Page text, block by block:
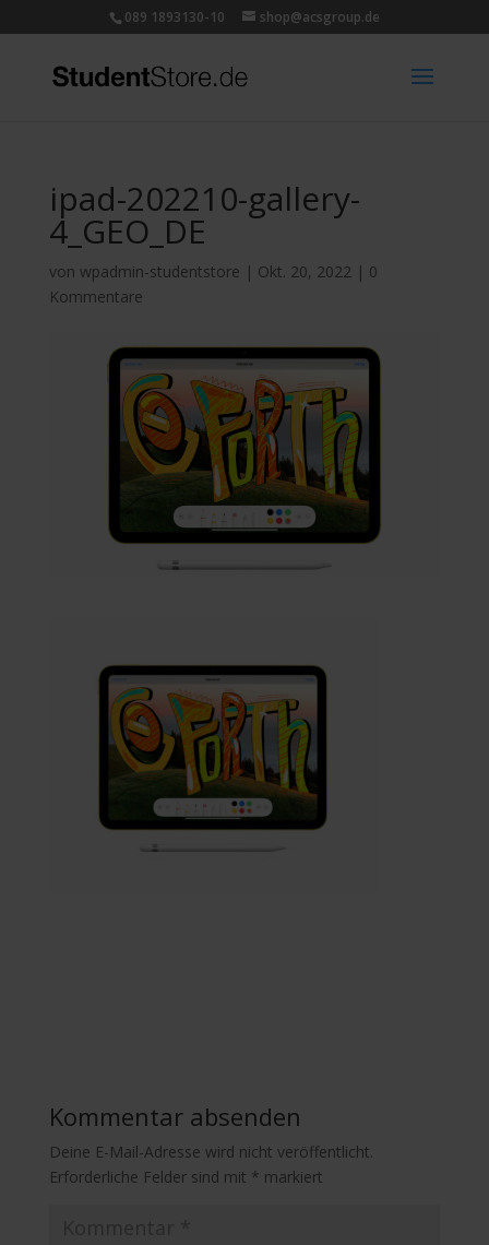
089 1893130-10 shop@acsgroup.de
ipad-202210-gallery-
4_GEO_DE
von wpadmin-studentstore | Okt. 20, 2022| 0
Kommentare
Kommentar absenden
Deine E-Mail-Adresse wird nicht veröffentlicht.
Erforderliche Felder sind mit * markiert